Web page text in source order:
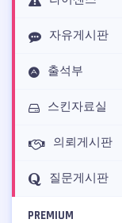
자유게시판
출석부
스킨자료실
의뢰게시판
질문게시판
PREMIUM